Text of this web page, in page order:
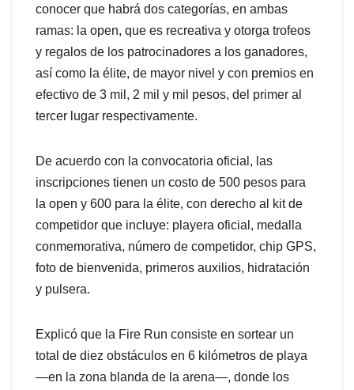
conocer que habrá dos categorías, en ambas
ramas: la open, que es recreativa y otorga trofeos
y regalos de los patrocinadores a los ganadores,
así como la élite, de mayor nivel y con premios en
efectivo de 3 mil, 2 mil y mil pesos, del primer al
tercer lugar respectivamente.
De acuerdo con la convocatoria oficial, las
inscripciones tienen un costo de 500 pesos para
la open y 600 para la élite, con derecho al kit de
competidor que incluye: playera oficial, medalla
conmemorativa, número de competidor, chip GPS,
foto de bienvenida, primeros auxilios, hidratación
y pulsera.
Explicó que la Fire Run consiste en sortear un
total de diez obstáculos en 6 kilómetros de playa
—en la zona blanda de la arena—, donde los